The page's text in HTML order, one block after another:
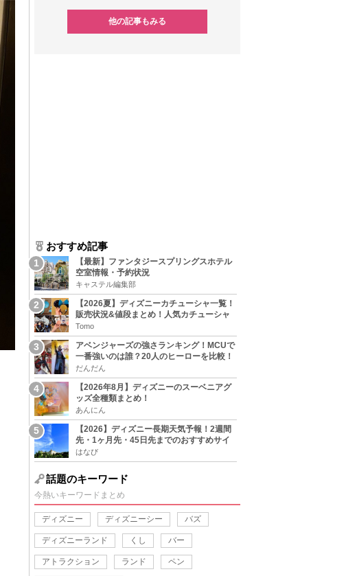
他の記事もみる
おすすめ記事
【最新】ファンタジースプリングスホテル
空室情報・予約状況
キャステル編集部
【2026夏】ディズニーカチューシャ一覧！
販売状況&値段まとめ！人気カチューシャ
をチェック
Tomo
アベンジャーズの強さランキング！MCUで
一番強いのは誰？20人のヒーローを比較！
だんだん
【2026年8月】ディズニーのスーベニアグ
ッズ全種類まとめ！
あんにん
【2026】ディズニー長期天気予報！2週間
先・1ヶ月先・45日先までのおすすめサイ
ト＆アプリまとめ！
はなび
話題のキーワード
今熱いキーワードまとめ
ディズニー ディズニーシー バズ
ディズニーランド くし バー
アトラクション ランド ペン